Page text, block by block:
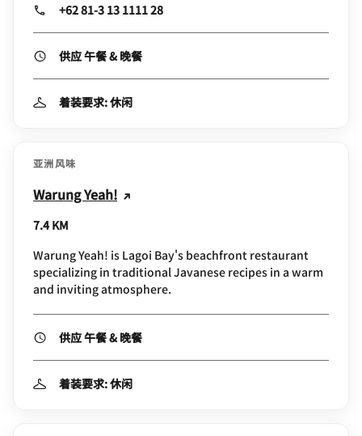
+62 81-3 13 1111 28
供应 午餐 & 晚餐
着装要求: 休闲
亚洲风味
Warung Yeah!
7.4 KM
Warung Yeah! is Lagoi Bay's beachfront restaurant
specializing in traditional Javanese recipes in a warm
and inviting atmosphere.
供应 午餐 & 晚餐
着装要求: 休闲